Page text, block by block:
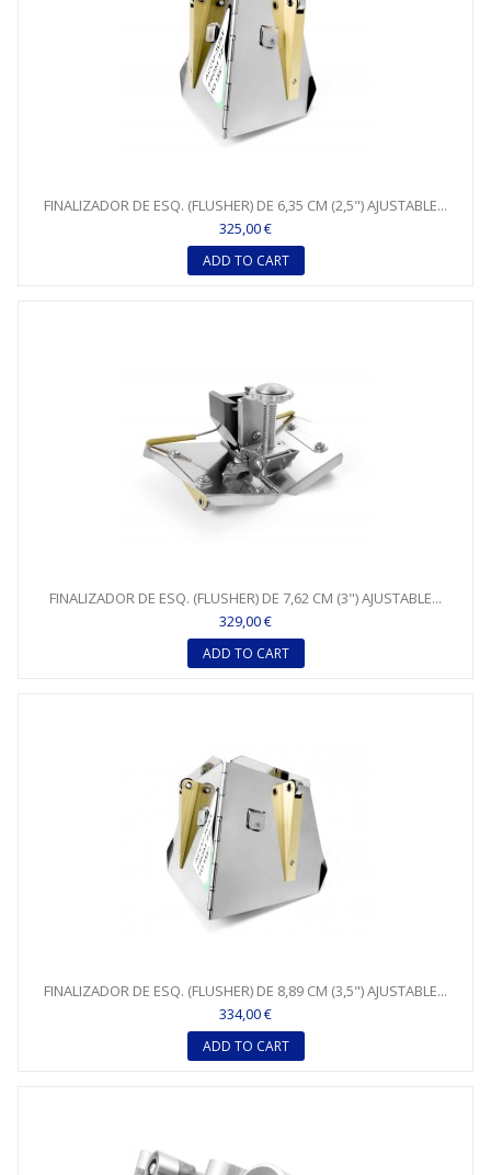
FINALIZADOR DE ESQ. (FLUSHER) DE 6,35 CM (2,5") AJUSTABLE...
325,00 €
ADD TO CART
FINALIZADOR DE ESQ. (FLUSHER) DE 7,62 CM (3") AJUSTABLE...
329,00 €
ADD TO CART
FINALIZADOR DE ESQ. (FLUSHER) DE 8,89 CM (3,5") AJUSTABLE...
334,00 €
ADD TO CART